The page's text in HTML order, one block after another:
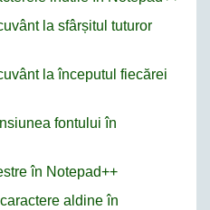
la sfârșitul tuturor
la începutul fiecărei
fontului în
în Notepad++
aldine în